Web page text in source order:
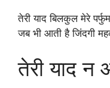
तेरी याद बिलकुल मेरे
जब भी आती है जिंदगी
तेरी याद न